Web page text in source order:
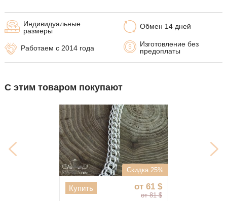
Обмен 14 дней
Изготовление без
предоплаты
Индивидуальные
размеры
Работаем с 2014 года
С этим товаром покупают
Скидка 25%
от 61 $
от 81 $
Купить